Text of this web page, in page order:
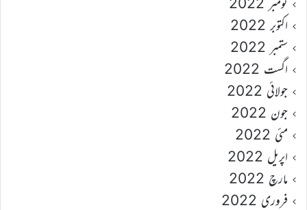
اکتوبر 2022
ستمبر 2022
اگست 2022
جولائی 2022
جون 2022
مئی 2022
اپریل 2022
مارچ 2022
فروری 2022